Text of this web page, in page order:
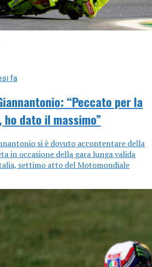
fa
“Peccato per la
ho dato il massimo”
si è dovuto accontentare della
in occasione della gara lunga valida
settimo atto del Motomondiale